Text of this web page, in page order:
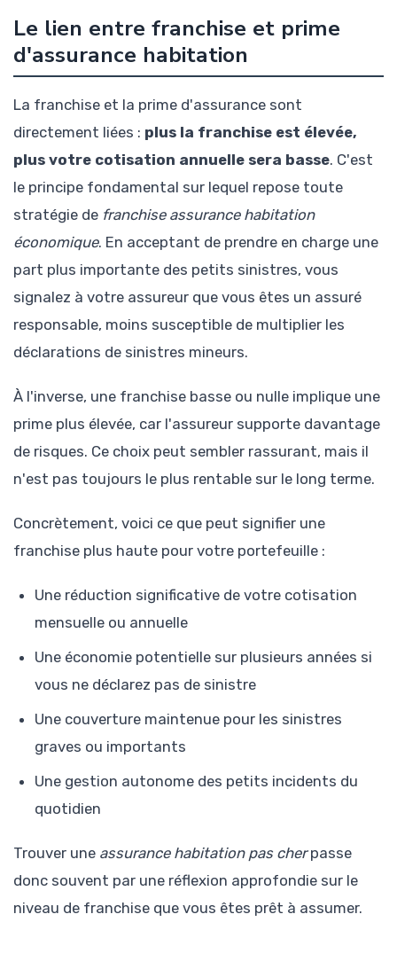
Le lien entre franchise et prime
d'assurance habitation
La franchise et la prime d'assurance sont
directement liées : plus la franchise est élevée,
plus votre cotisation annuelle sera basse. C'est
le principe fondamental sur lequel repose toute
stratégie de franchise assurance habitation
économique. En acceptant de prendre en charge une
part plus importante des petits sinistres, vous
signalez à votre assureur que vous êtes un assuré
responsable, moins susceptible de multiplier les
déclarations de sinistres mineurs.
À l'inverse, une franchise basse ou nulle implique une
prime plus élevée, car l'assureur supporte davantage
de risques. Ce choix peut sembler rassurant, mais il
n'est pas toujours le plus rentable sur le long terme.
Concrètement, voici ce que peut signifier une
franchise plus haute pour votre portefeuille :
Une réduction significative de votre cotisation
mensuelle ou annuelle
Une économie potentielle sur plusieurs années si
vous ne déclarez pas de sinistre
Une couverture maintenue pour les sinistres
graves ou importants
Une gestion autonome des petits incidents du
quotidien
Trouver une assurance habitation pas cherpasse
donc souvent par une réflexion approfondie sur le
niveau de franchise que vous êtes prêt à assumer.